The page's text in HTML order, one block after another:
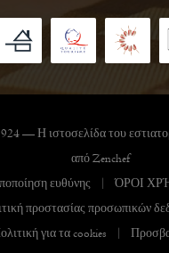
— Η ιστοσελίδα του
απόZenchef
ευθύνης
((ανοίγει σε νέο
ΌΡΟΙ
προστασίας προσωπικών
((ανοίγει
για τα cookies
((ανοίγει σε νέο